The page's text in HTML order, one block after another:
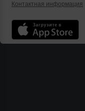
Контактная информация